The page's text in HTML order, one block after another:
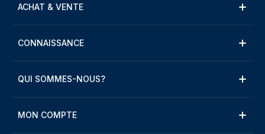
ACHAT & VENTE
CONNAISSANCE
QUI SOMMES-NOUS?
MON COMPTE